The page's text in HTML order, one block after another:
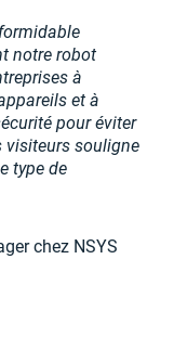
notre robot
à
et à
pour éviter
visiteurs souligne
type de
chez NSYS